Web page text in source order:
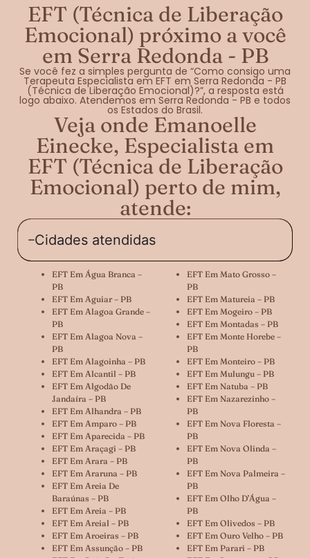
EFT (Técnica de Liberação
Emocional) próximo a você
em Serra Redonda - PB
Se você fez a simples pergunta de “Como consigo uma
Terapeuta Especialista em EFT em Serra Redonda - PB
(Técnica de Liberação Emocional)?”, a resposta está
logo abaixo. Atendemos em Serra Redonda - PB e todos
os Estados do Brasil.
Veja onde Emanoelle
Einecke, Especialista em
EFT (Técnica de Liberação
Emocional) perto de mim,
atende:
Cidades atendidas
EFT Em Água Branca –
PB
EFT Em Aguiar – PB
EFT Em Alagoa Grande –
PB
EFT Em Alagoa Nova –
PB
EFT Em Alagoinha – PB
EFT Em Alcantil – PB
EFT Em Algodão De
Jandaíra – PB
EFT Em Alhandra – PB
EFT Em Amparo – PB
EFT Em Aparecida – PB
EFT Em Araçagi – PB
EFT Em Arara – PB
EFT Em Araruna – PB
EFT Em Areia De
Baraúnas – PB
EFT Em Areia – PB
EFT Em Areial – PB
EFT Em Aroeiras – PB
EFT Em Assunção – PB
EFT Em Mato Grosso –
PB
EFT Em Matureia – PB
EFT Em Mogeiro – PB
EFT Em Montadas – PB
EFT Em Monte Horebe –
PB
EFT Em Monteiro – PB
EFT Em Mulungu – PB
EFT Em Natuba – PB
EFT Em Nazarezinho –
PB
EFT Em Nova Floresta –
PB
EFT Em Nova Olinda –
PB
EFT Em Nova Palmeira –
PB
EFT Em Olho D’Água –
PB
EFT Em Olivedos – PB
EFT Em Ouro Velho – PB
EFT Em Parari – PB